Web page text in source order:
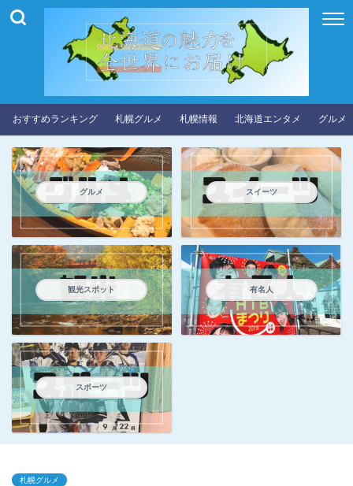
おすすめランキング 札幌グルメ 札幌情報 北海道エンタメ グルメ
グルメ スイーツ
観光スポット 有名人
スポーツ
札幌グルメ